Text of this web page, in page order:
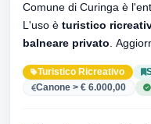
Comune di Curinga è
L'uso è turistico
balneare privato
Turistico Ricreativo
Canone > € 6.000,00